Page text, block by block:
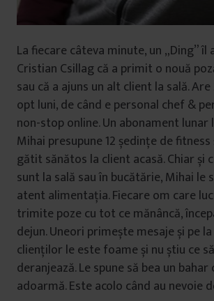
La fiecare câteva minute, un „Ding” îl
Cristian Csillag că a primit o nouă
sau că a ajuns un alt client la sală.
opt luni, de când e personal chef &
non-stop online. Un abonament lunar
Mihai presupune 12 ședințe de
gătit sănătos la client acasă. Chiar și
sunt la sală sau în bucătărie, Mihai le
atent alimentația. Fiecare om care
trimite poze cu tot ce mănâncă,
dejun. Uneori primește mesaje și pe
clienților le este foame și nu știu ce
deranjează. Le spune să bea un bahar
adoarmă. Este acolo când au nevoie